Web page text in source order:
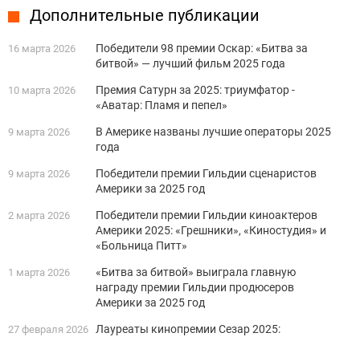
Дополнительные публикации
16 марта 2026
Победители 98 премии Оскар: «Битва за
битвой» — лучший фильм 2025 года
10 марта 2026
Премия Сатурн за 2025: триумфатор -
«Аватар: Пламя и пепел»
9 марта 2026
В Америке названы лучшие операторы 2025
года
9 марта 2026
Победители премии Гильдии сценаристов
Америки за 2025 год
2 марта 2026
Победители премии Гильдии киноактеров
Америки 2025: «Грешники», «Киностудия» и
«Больница Питт»
1 марта 2026
«Битва за битвой» выиграла главную
награду премии Гильдии продюсеров
Америки за 2025 год
27 февраля 2026 Лауреаты кинопремии Сезар 2025: